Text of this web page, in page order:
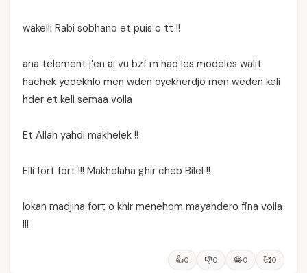
wakelli Rabi sobhano et puis c tt !!
ana telement j’en ai vu bzf m had les modeles walit
hachek yedekhlo men wden oyekherdjo men weden keli
hder et keli semaa voila
Et Allah yahdi makhelek !!
Elli fort fort !!! Makhelaha ghir cheb Bilel !!
lokan madjina fort o khir menehom mayahdero fina voila
!!!
👍0 👎0 😂0 🥰0